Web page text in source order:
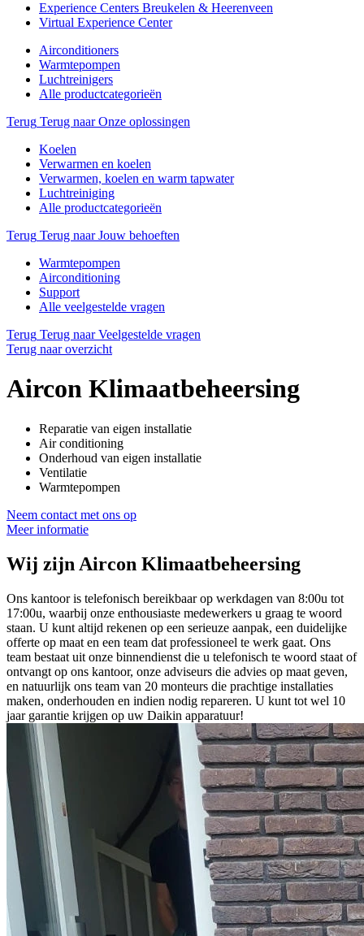
Experience Centers Breukelen & Heerenveen
Virtual Experience Center
Airconditioners
Warmtepompen
Luchtreinigers
Alle productcategorieën
Terug Terug naar Onze oplossingen
Koelen
Verwarmen en koelen
Verwarmen, koelen en warm tapwater
Luchtreiniging
Alle productcategorieën
Terug Terug naar Jouw behoeften
Warmtepompen
Airconditioning
Support
Alle veelgestelde vragen
Terug Terug naar Veelgestelde vragen
Terug naar overzicht
Aircon Klimaatbeheersing
Reparatie van eigen installatie
Air conditioning
Onderhoud van eigen installatie
Ventilatie
Warmtepompen
Neem contact met ons op
Meer informatie
Wij zijn Aircon Klimaatbeheersing
Ons kantoor is telefonisch bereikbaar op werkdagen van 8:00u tot
17:00u, waarbij onze enthousiaste medewerkers u graag te woord
staan. U kunt altijd rekenen op een serieuze aanpak, een duidelijke
offerte op maat en een team dat professioneel te werk gaat. Ons
team bestaat uit onze binnendienst die u telefonisch te woord staat of
ontvangt op ons kantoor, onze adviseurs die advies op maat geven,
en natuurlijk ons team van 20 monteurs die prachtige installaties
maken, onderhouden en indien nodig repareren. U kunt tot wel 10
jaar garantie krijgen op uw Daikin apparatuur!